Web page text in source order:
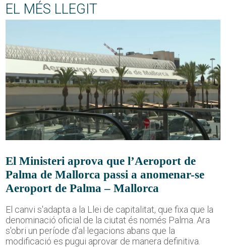
EL MÉS LLEGIT
El Ministeri aprova que l’Aeroport de
Palma de Mallorca passi a anomenar-se
Aeroport de Palma – Mallorca
El canvi s'adapta a la Llei de capitalitat, que fixa que la
denominació oficial de la ciutat és només Palma. Ara
s'obri un període d'al·legacions abans que la
modificació es pugui aprovar de manera definitiva.